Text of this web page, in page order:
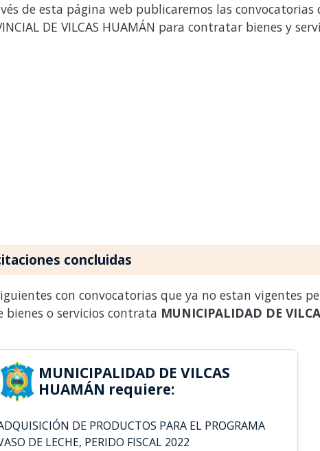
de esta página web publicaremos las
DE VILCAS HUAMÁN para contratar bienes y
concluidas
con convocatorias que ya no estan vigentes
bienes o servicios contrata MUNICIPALIDAD DE
MUNICIPALIDAD DE VILCAS
HUAMÁN requiere:
DE PRODUCTOS PARA EL PROGRAMA
DE LECHE, PERIDO FISCAL 2022